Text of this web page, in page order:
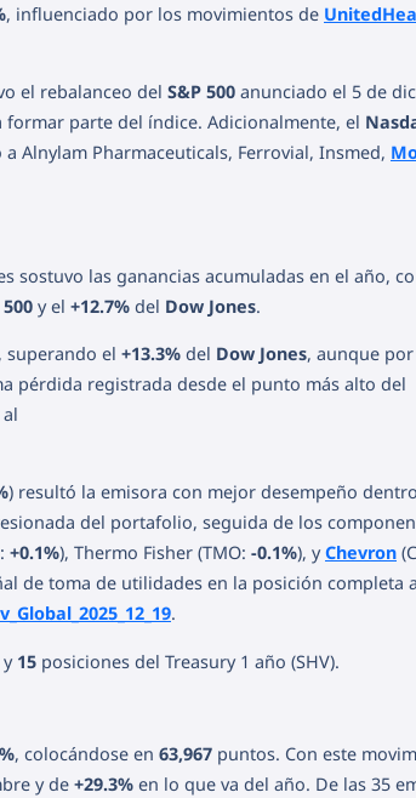
, influenciado por los movimientos de
el rebalanceo del S&P 500 anunciado el 5 de
formar parte del índice. Adicionalmente, el
Alnylam Pharmaceuticals, Ferrovial, Insmed,
sostuvo las ganancias acumuladas en el año,
y el +12.7% del Dow Jones.
, superando el +13.3% del Dow Jones, aunque
pérdida registrada desde el punto más alto del
) resultó la emisora con mejor desempeño
del portafolio, seguida de los
+0.1%), Thermo Fisher (TMO: -0.1%), yChevron
de toma de utilidades en la posición completa
.
y 15 posiciones del Treasury 1 año (SHV).
, colocándose en 63,967 puntos. Con este
y de +29.3% en lo que va del año. De las 35